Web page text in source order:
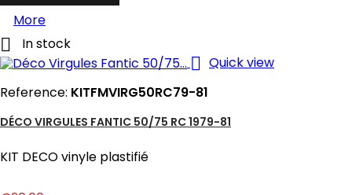
More
 In stock
 Quick view
Reference: KITFMVIRG50RC79-81
DÉCO VIRGULES FANTIC 50/75 RC 1979-81
KIT DECO vinyle plastifié